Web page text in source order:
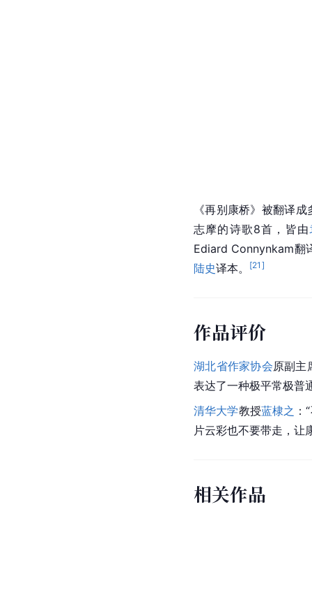
《再别康桥》被翻译
志摩的诗歌8首，皆由
Ediard Connynkam翻
陆史译本。 [21 ]
作品评价
湖北省作家协会原副主
表达了一种极平常极普
清华大学教授蓝棣之
片云彩也不要带走，让
相关作品